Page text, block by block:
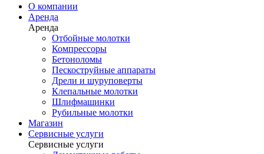
О компании
Аренда
Аренда
Отбойные молотки
Компрессоры
Бетоноломы
Пескоструйные аппараты
Дрели и шуруповерты
Клепальные молотки
Шлифмашинки
Рубильные молотки
Магазин
Сервисные услуги
Сервисные услуги